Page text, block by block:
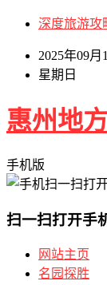
深度旅游攻
2025年09月
星期日
惠州地
手机版
扫一扫打开手
网站主页
名园探胜